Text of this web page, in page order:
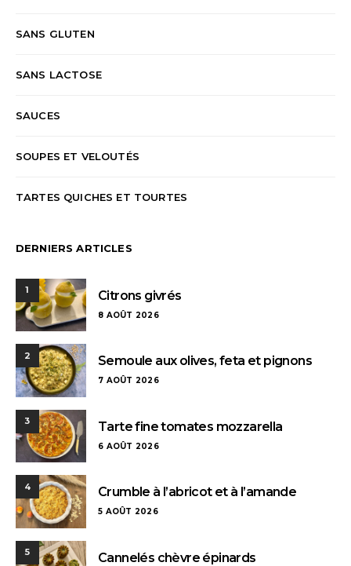
SANS GLUTEN
SANS LACTOSE
SAUCES
SOUPES ET VELOUTÉS
TARTES QUICHES ET TOURTES
DERNIERS ARTICLES
1 Citrons givrés
8 AOÛT 2026
2 Semoule aux olives, feta et pignons
7 AOÛT 2026
3 Tarte fine tomates mozzarella
6 AOÛT 2026
4 Crumble à l’abricot et à l’amande
5 AOÛT 2026
5 Cannelés chèvre épinards